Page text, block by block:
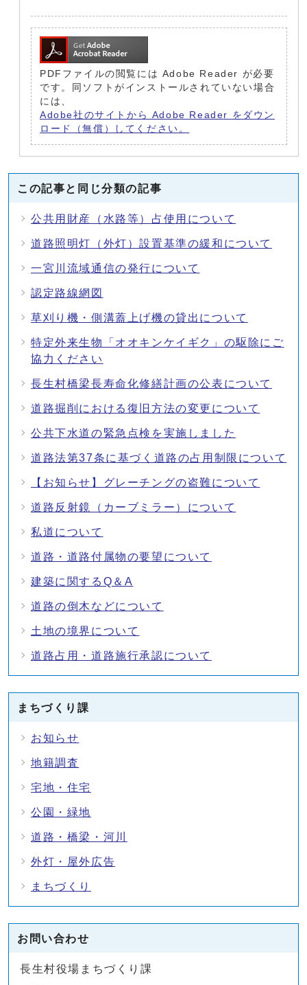
PDFファイルの閲覧には Adobe Reader が必要
です。同ソフトがインストールされていない場合
には、
Adobe社のサイトから Adobe Reader をダウン
ロード（無償）してください。
この記事と同じ分類の記事
公共用財産（水路等）占使用について
道路照明灯（外灯）設置基準の緩和について
一宮川流域通信の発行について
認定路線網図
草刈り機・側溝蓋上げ機の貸出について
特定外来生物「オオキンケイギク」の駆除にご
協力ください
長生村橋梁長寿命化修繕計画の公表について
道路掘削における復旧方法の変更について
公共下水道の緊急点検を実施しました
道路法第37条に基づく道路の占用制限について
【お知らせ】グレーチングの盗難について
道路反射鏡（カーブミラー）について
私道について
道路・道路付属物の要望について
建築に関するQ＆A
道路の倒木などについて
土地の境界について
道路占用・道路施行承認について
まちづくり課
お知らせ
地籍調査
宅地・住宅
公園・緑地
道路・橋梁・河川
外灯・屋外広告
まちづくり
お問い合わせ
長生村役場まちづくり課